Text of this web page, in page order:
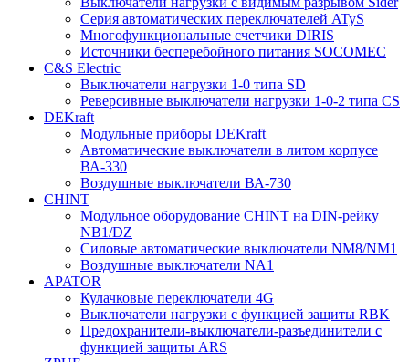
Серия автоматических переключателей ATyS
Многофункциональные счетчики DIRIS
Источники бесперебойного питания SOCOMEC
C&S Electric
Выключатели нагрузки 1-0 типа SD
Реверсивные выключатели нагрузки 1-0-2 типа CS
DEKraft
Модульные приборы DEKraft
Автоматические выключатели в литом корпусе
ВА-330
Воздушные выключатели ВА-730
CHINT
Модульное оборудование CHINT на DIN-рейку
NB1/DZ
Силовые автоматические выключатели NM8/NM1
Воздушные выключатели NA1
APATOR
Кулачковые переключатели 4G
Выключатели нагрузки с функцией защиты RBK
Предохранители-выключатели-разъединители с
функцией защиты ARS